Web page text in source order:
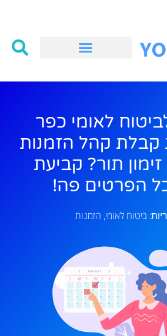
לאומי כפר
קבלת קהל הזמנות
זימון תור? קביעת
הפרטים פה!